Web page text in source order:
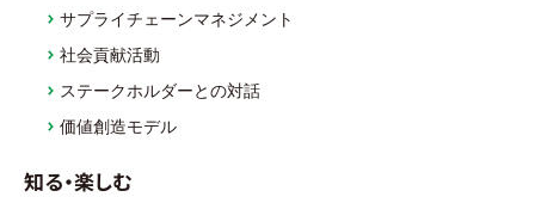
サプライチェーンマネジメント
社会貢献活動
ステークホルダーとの対話
価値創造モデル
知る・楽しむ